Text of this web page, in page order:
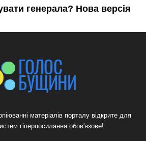
матеріалів порталу відкрите для
гіперпосилання обов'язове!